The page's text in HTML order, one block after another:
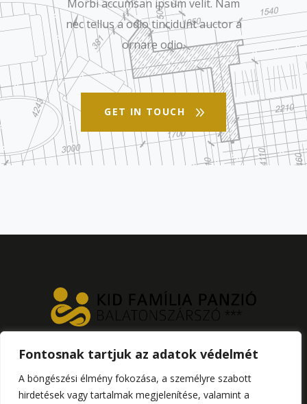
Fontosnak tartjuk az adatok védelmét
A böngészési élmény fokozása, a személyre szabott
hirdetések vagy tartalmak megjelenítése, valamint a
Morbi accumsan ipsum velit. Nam
nec tellus a odio tincidunt auctor a
ornare odio.
GET IN TOUCH
annak költségei őket terheli.